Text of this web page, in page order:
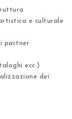
e culturale
partner
ecc.)
dei